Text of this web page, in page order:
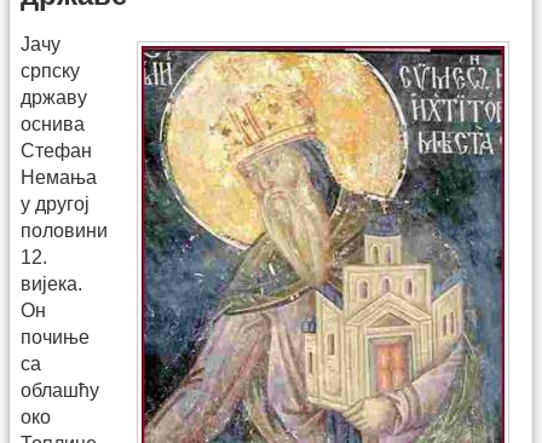
Јачу
српску
државу
оснива
Стефан
Немања
у другој
половини
12.
вијека.
Он
почиње
са
облашћу
око